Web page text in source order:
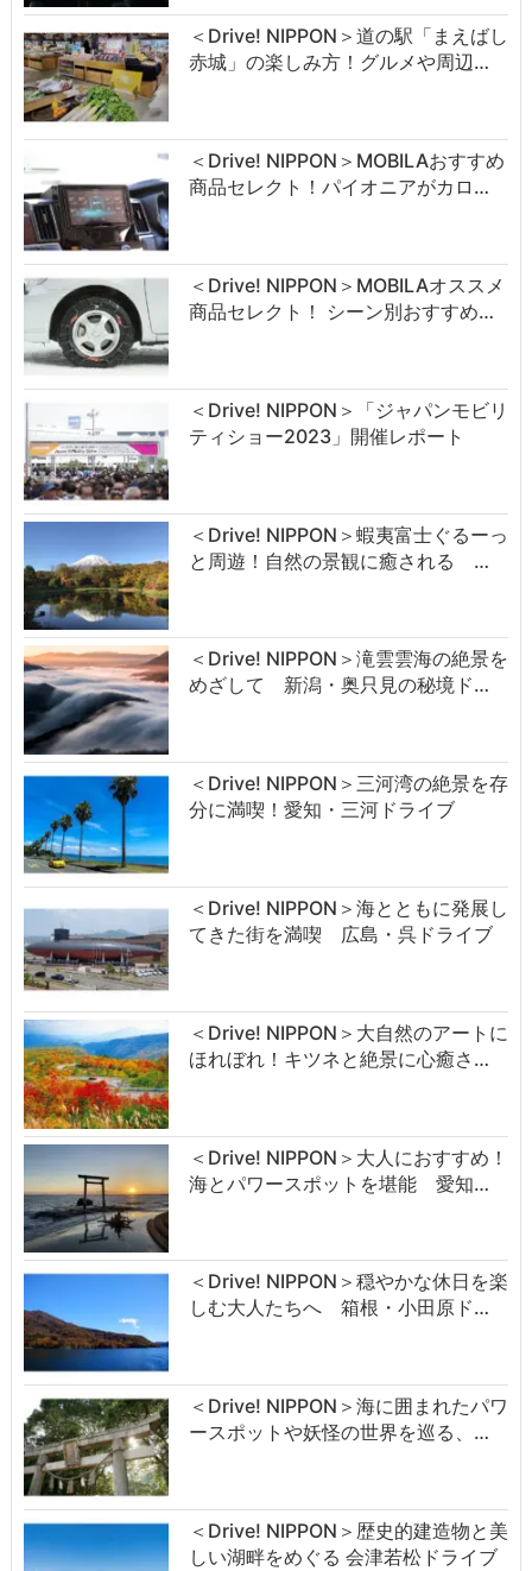
＜Drive! NIPPON＞道の駅「まえばし
赤城」の楽しみ方！グルメや周辺…
＜Drive! NIPPON＞MOBILAおすすめ
商品セレクト！パイオニアがカロ…
＜Drive! NIPPON＞MOBILAオススメ
商品セレクト！ シーン別おすすめ…
＜Drive! NIPPON＞「ジャパンモビリ
ティショー2023」開催レポート
＜Drive! NIPPON＞蝦夷富士ぐるーっ
と周遊！自然の景観に癒される …
＜Drive! NIPPON＞滝雲雲海の絶景を
めざして 新潟・奥只見の秘境ド…
＜Drive! NIPPON＞三河湾の絶景を存
分に満喫！愛知・三河ドライブ
＜Drive! NIPPON＞海とともに発展し
てきた街を満喫 広島・呉ドライブ
＜Drive! NIPPON＞大自然のアートに
ほれぼれ！キツネと絶景に心癒さ…
＜Drive! NIPPON＞大人におすすめ！
海とパワースポットを堪能 愛知…
＜Drive! NIPPON＞穏やかな休日を楽
しむ大人たちへ 箱根・小田原ド…
＜Drive! NIPPON＞海に囲まれたパワ
ースポットや妖怪の世界を巡る、…
＜Drive! NIPPON＞歴史的建造物と美
しい湖畔をめぐる 会津若松ドライブ